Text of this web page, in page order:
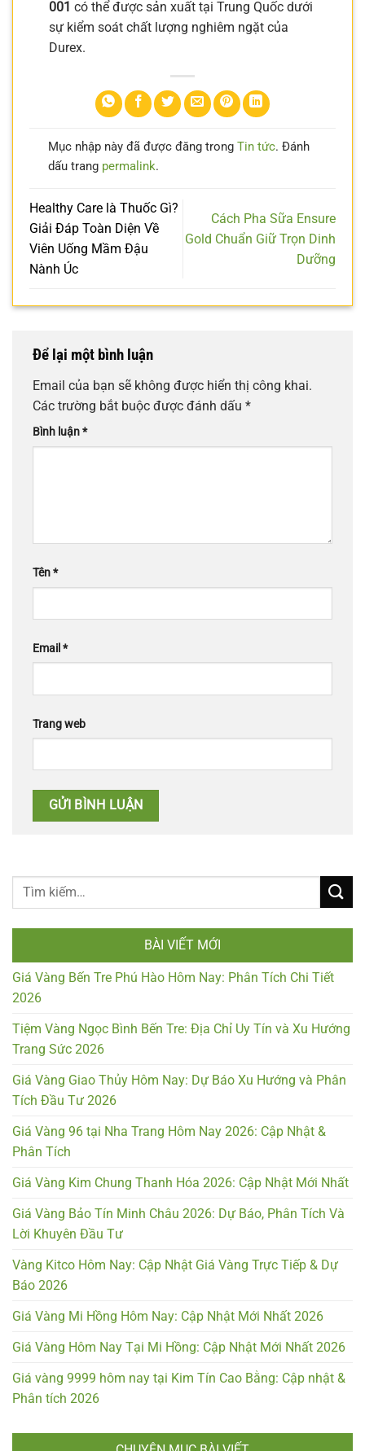
001 có thể được sản xuất tại Trung Quốc dưới
sự kiểm soát chất lượng nghiêm ngặt của
Durex.
Mục nhập này đã được đăng trong Tin tức. Đánh
dấu trang permalink.
Healthy Care là Thuốc Gì?
Giải Đáp Toàn Diện Về
Viên Uống Mầm Đậu
Nành Úc
Cách Pha Sữa Ensure
Gold Chuẩn Giữ Trọn Dinh
Dưỡng
Để lại một bình luận
Email của bạn sẽ không được hiển thị công khai.
Các trường bắt buộc được đánh dấu *
Bình luận*
Tên*
Email *
Trang web
BÀI VIẾT MỚI
Giá Vàng Bến Tre Phú Hào Hôm Nay: Phân Tích Chi Tiết
2026
Tiệm Vàng Ngọc Bình Bến Tre: Địa Chỉ Uy Tín và Xu Hướng
Trang Sức 2026
Giá Vàng Giao Thủy Hôm Nay: Dự Báo Xu Hướng và Phân
Tích Đầu Tư 2026
Giá Vàng 96 tại Nha Trang Hôm Nay 2026: Cập Nhật &
Phân Tích
Giá Vàng Kim Chung Thanh Hóa 2026: Cập Nhật Mới Nhất
Giá Vàng Bảo Tín Minh Châu 2026: Dự Báo, Phân Tích Và
Lời Khuyên Đầu Tư
Vàng Kitco Hôm Nay: Cập Nhật Giá Vàng Trực Tiếp & Dự
Báo 2026
Giá Vàng Mi Hồng Hôm Nay: Cập Nhật Mới Nhất 2026
Giá Vàng Hôm Nay Tại Mi Hồng: Cập Nhật Mới Nhất 2026
Giá vàng 9999 hôm nay tại Kim Tín Cao Bằng: Cập nhật &
Phân tích 2026